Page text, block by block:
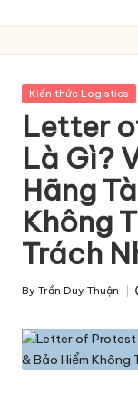
C
h
i
a
S
ẻ
T
h
ô
n
g
T
Posted
Kiến thức Logistics
Letter
Là Gì?
Hãng
Không
Trách
Posted
By Trần Duy Thuận